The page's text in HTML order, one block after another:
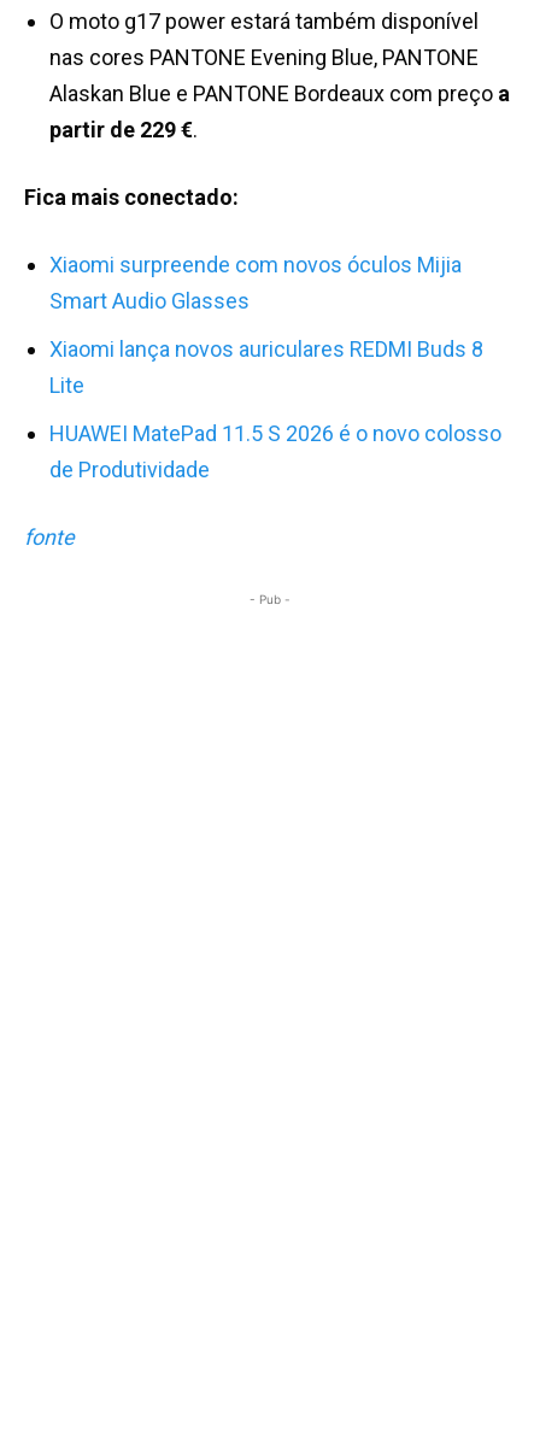
O moto g17 power estará também disponível
nas cores PANTONE Evening Blue, PANTONE
Alaskan Blue e PANTONE Bordeaux com preço a
partir de 229 €.
Fica mais conectado:
Xiaomi surpreende com novos óculos Mijia
Smart Audio Glasses
Xiaomi lança novos auriculares REDMI Buds 8
Lite
HUAWEI MatePad 11.5 S 2026 é o novo colosso
de Produtividade
fonte
- Pub -